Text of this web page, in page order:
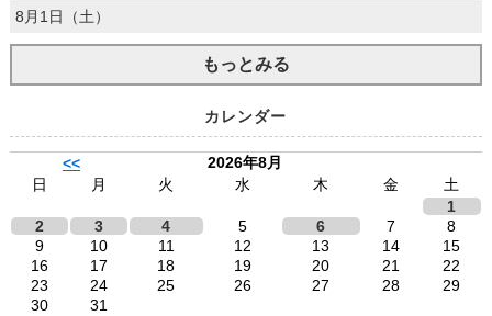
8月1日（土）
もっとみる
カレンダー
<<
2026年8月
日
月 火 水 木 金
土
1
2
3 4 5 6 7
8
9
10 11 12 13 14
15
16
17 18 19 20 21
22
23
24 25 26 27 28
29
30
31